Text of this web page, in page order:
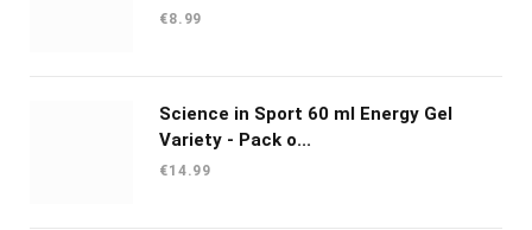
€8.99
Science in Sport 60 ml Energy Gel
Variety - Pack o...
€14.99